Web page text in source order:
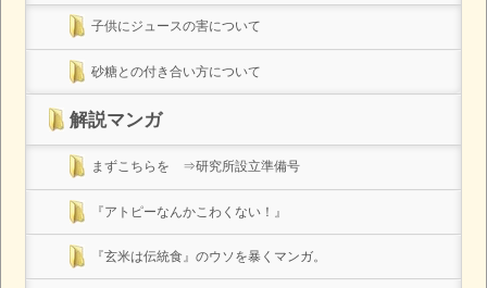
子供にジュースの害について
砂糖との付き合い方について
解説マンガ
まずこちらを ⇒研究所設立準備号
『アトピーなんかこわくない！』
『玄米は伝統食』のウソを暴くマンガ。